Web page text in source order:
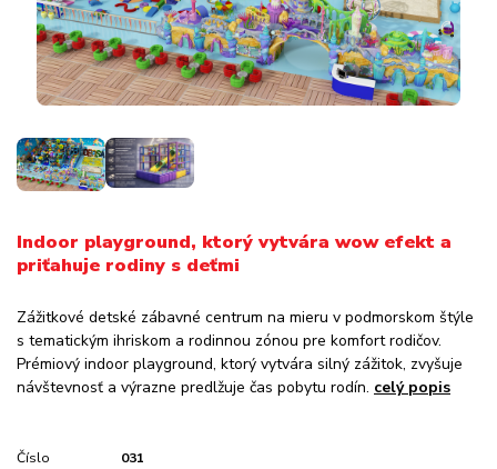
Indoor playground, ktorý vytvára wow efekt a
priťahuje rodiny s deťmi
Zážitkové detské zábavné centrum na mieru v podmorskom štýle
s tematickým ihriskom a rodinnou zónou pre komfort rodičov.
Prémiový indoor playground, ktorý vytvára silný zážitok, zvyšuje
návštevnosť a výrazne predlžuje čas pobytu rodín. celý popis
Číslo
031